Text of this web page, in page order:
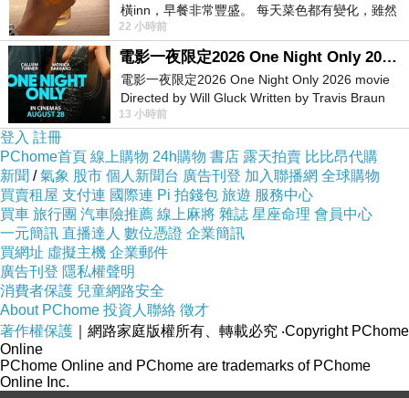
我是因為想吃椒麻雞腿才找到這家店的，不過一端上來跟
我想像不太一樣呢！
橫inn，早餐非常豐盛。 每天菜色都有變化，雖然
看到工作人員拿出料理包加熱，但
22 小時前
電影一夜限定2026 One Night Only 2026 movie
電影一夜限定2026 One Night Only 2026 movie
Directed by Will Gluck Written by Travis Braun
Starring Monica Barbaro
13 小時前
登入 註冊
PChome首頁 線上購物 24h購物 書店 露天拍賣 比比昂代購
新聞 /氣象 股市 個人新聞台 廣告刊登 加入聯播網 全球購物
買賣租屋 支付連 國際連 Pi 拍錢包 旅遊 服務中心
買車 旅行團 汽車險推薦 線上麻將 雜誌 星座命理 會員中心
一元簡訊 直播達人 數位憑證 企業簡訊
買網址 虛擬主機 企業郵件
廣告刊登 隱私權聲明
消費者保護 兒童網路安全
About PChome 投資人聯絡 徵才
著作權保護 ｜網路家庭版權所有、轉載必究 ‧Copyright PChome
Online
PChome Online and PChome are trademarks of PChome
Online Inc.